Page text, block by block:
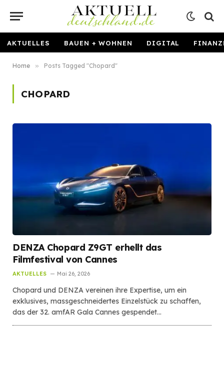
AKTUELLES BAUEN + WOHNEN DIGITAL
Home » Posts Tagged "Chopard"
CHOPARD
DENZA Chopard Z9GT erhellt das
Filmfestival von Cannes
AKTUELLES Mai 26, 2026
Chopard und DENZA vereinen ihre Expertise, um ein
exklusives, massgeschneidertes Einzelstück zu schaffen,
das der 32. amfAR Gala Cannes gespendet…